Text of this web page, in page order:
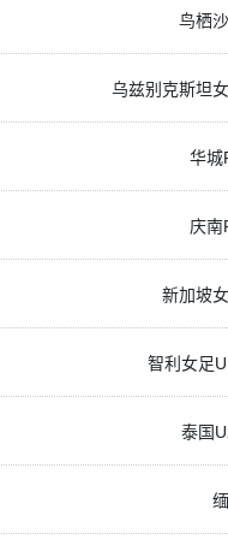
鸟栖
乌兹别克斯坦
华城
庆南
新加坡
智利女足
泰国